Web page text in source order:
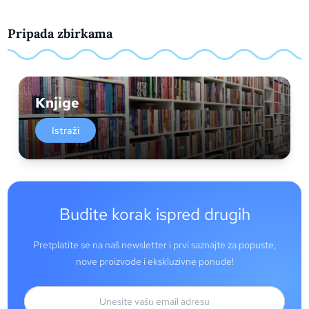
Pripada zbirkama
Knjige
Istraži
Budite korak ispred drugih
Pretplatite se na naš newsletter i prvi saznajte za popuste,
nove proizvode i ekskluzivne ponude!